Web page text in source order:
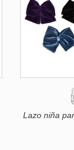
Lazo niña